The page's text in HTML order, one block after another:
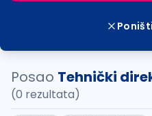
Posao Tehnički
(0 rezultata)